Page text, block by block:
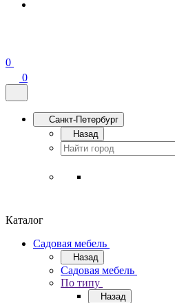
0
0
Санкт-Петербург
Назад
Каталог
Садовая мебель
Назад
Садовая мебель
По типу
Назад